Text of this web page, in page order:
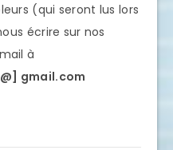
(qui seront lus lors
écrire sur nos
à
gmail.com